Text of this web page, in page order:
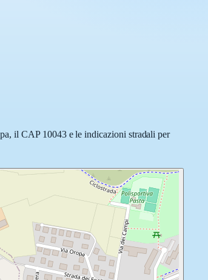
il CAP 10043 e le indicazioni stradali per